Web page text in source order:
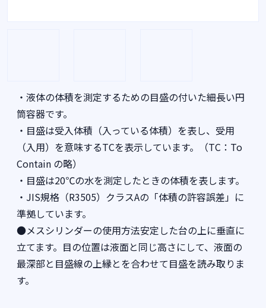
・液体の体積を測定するための目盛の付いた細長い円
筒容器です。
・目盛は受入体積（入っている体積）を表し、受用
（入用）を意味するTCを表示しています。（TC：To
Contain の略）
・目盛は20℃の水を測定したときの体積を表します。
・JIS規格（R3505）クラスAの「体積の許容誤差」に
準拠しています。
●メスシリンダーの使用方法安定した台の上に垂直に
立てます。目の位置は液面と同じ高さにして、液面の
最深部と目盛線の上縁とを合わせて目盛を読み取りま
す。